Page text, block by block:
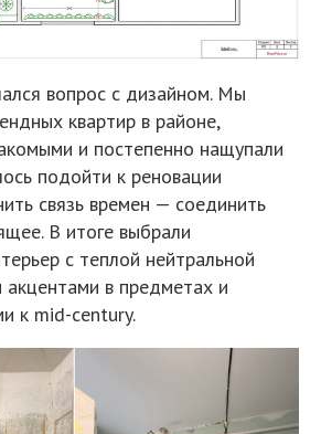
вопрос с дизайном. Мы
квартир в районе,
и постепенно нащупали
подойти к реновации
связь времен — соединить
В итоге выбрали
с теплой нейтральной
акцентами в предметах и
к mid-century.